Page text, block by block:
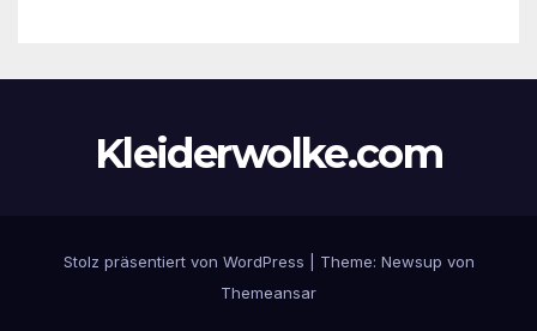
Kleiderwolke.com
Stolz präsentiert von WordPress Theme: Newsup von
Themeansar